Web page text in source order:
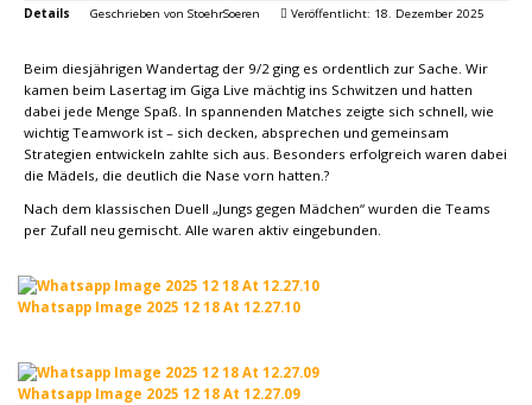
Details Geschrieben von StoehrSoeren Veröffentlicht: 18. Dezember 2025
Beim diesjährigen Wandertag der 9/2 ging es ordentlich zur Sache. Wir
kamen beim Lasertag im Giga Live mächtig ins Schwitzen und hatten
dabei jede Menge Spaß. In spannenden Matches zeigte sich schnell, wie
wichtig Teamwork ist – sich decken, absprechen und gemeinsam
Strategien entwickeln zahlte sich aus. Besonders erfolgreich waren dabei
die Mädels, die deutlich die Nase vorn hatten.?
Nach dem klassischen Duell „Jungs gegen Mädchen“ wurden die Teams
per Zufall neu gemischt. Alle waren aktiv eingebunden.
Whatsapp Image 2025 12 18 At 12.27.10
Whatsapp Image 2025 12 18 At 12.27.09